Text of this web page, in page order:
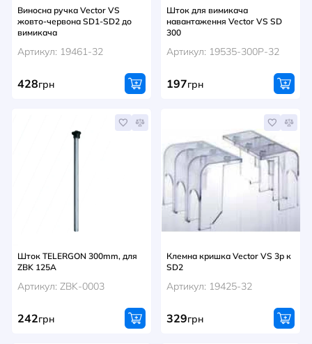
Виносна ручка Vector VS
жовто-червона SD1-SD2 до
вимикача
Артикул: 19461-32
428грн
Шток для вимикача
навантаження Vector VS SD
300
Артикул: 19535-300P-32
197грн
Шток TELERGON 300mm, для
ZBK 125A
Артикул: ZBK-0003
242грн
Клемна кришка Vector VS 3р к
SD2
Артикул: 19425-32
329грн